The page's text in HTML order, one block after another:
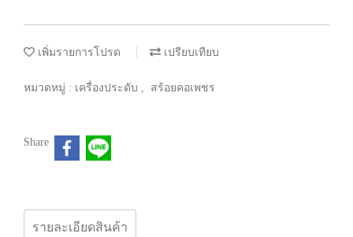
เพิ่มรายการโปรด เปรียบเทียบ
หมวดหมู่ : เครื่องประดับ , สร้อยคอเพชร
Share
รายละเอียดสินค้า